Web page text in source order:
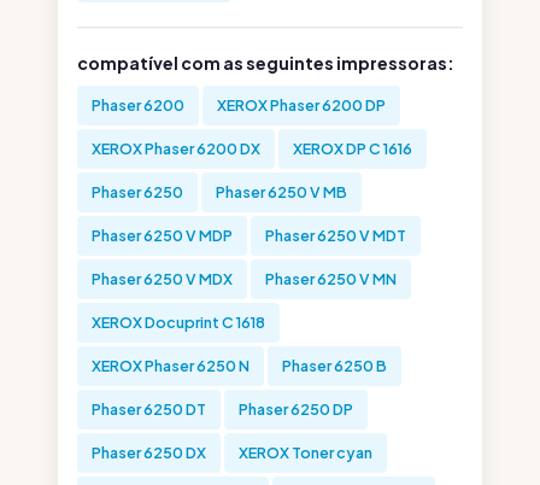
compatível com as seguintes impressoras:
Phaser 6200 XEROX Phaser 6200 DP
XEROX Phaser 6200 DX XEROX DP C 1616
Phaser 6250 Phaser 6250 V MB
Phaser 6250 V MDP Phaser 6250 V MDT
Phaser 6250 V MDX Phaser 6250 V MN
XEROX Docuprint C 1618
XEROX Phaser 6250 N Phaser 6250 B
Phaser 6250 DT Phaser 6250 DP
Phaser 6250 DX XEROX Toner cyan